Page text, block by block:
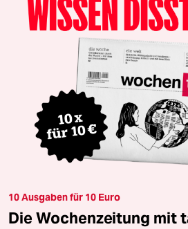
10 Ausgaben für 10 Euro
Die Wochenzeitung mit